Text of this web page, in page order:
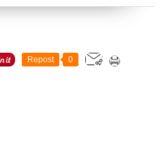
Repost 0